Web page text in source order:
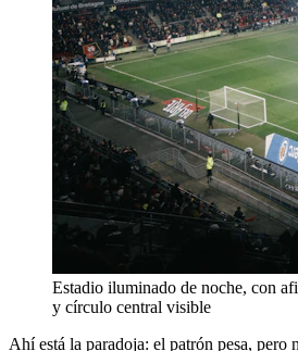
Estadio iluminado de noche, con
y círculo central visible
Ahí está la paradoja: el patrón pesa, pero